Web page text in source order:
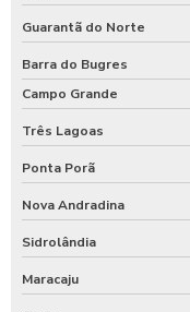
Guarantã do Norte
Barra do Bugres
Campo Grande
Três Lagoas
Ponta Porã
Nova Andradina
Sidrolândia
Maracaju